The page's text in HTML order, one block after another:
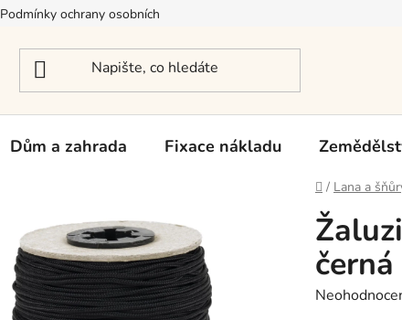
Podmínky ochrany osobních údajů
Dům a zahrada Fixace nákladu
Domů
/ Lana a
Průměrné